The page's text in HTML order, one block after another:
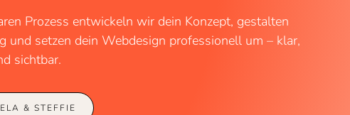
Prozess entwickeln wir dein Konzept, gestalten
und setzen dein Webdesign professionell um – klar,
sichtbar.
& STEFFIE